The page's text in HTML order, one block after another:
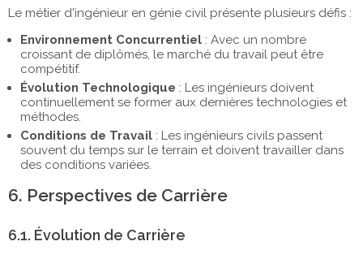
Le métier d'ingénieur en génie civil présente plusieurs défis :
Environnement Concurrentiel : Avec un nombre
croissant de diplômés, le marché du travail peut être
compétitif.
Évolution Technologique : Les ingénieurs doivent
continuellement se former aux dernières technologies et
méthodes.
Conditions de Travail : Les ingénieurs civils passent
souvent du temps sur le terrain et doivent travailler dans
des conditions variées.
6. Perspectives de Carrière
6.1. Évolution de Carrière